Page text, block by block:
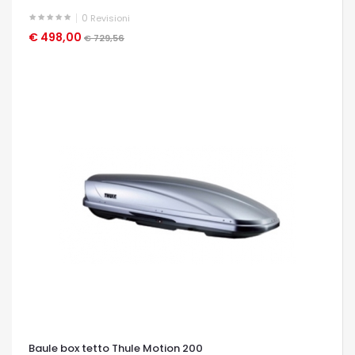
0 Revisioni
€ 498,00 € 729,56
OCCHIATA VELOCE
Baule box tetto Thule Motion 200